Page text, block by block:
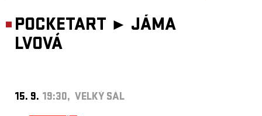
POCKETART ► JÁMA
LVOVÁ
15. 9. 19:30, VELKÝ SÁL